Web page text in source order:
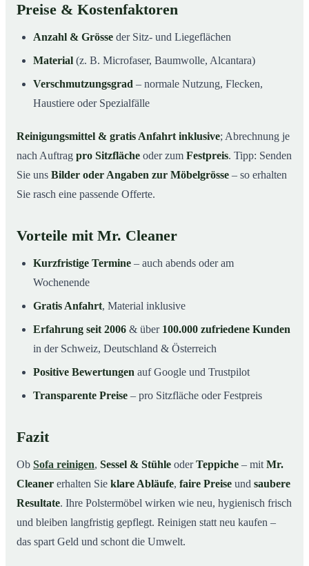
Preise & Kostenfaktoren
Anzahl & Grösse der Sitz- und Liegeflächen
Material (z. B. Microfaser, Baumwolle, Alcantara)
Verschmutzungsgrad – normale Nutzung, Flecken,
Haustiere oder Spezialfälle
Reinigungsmittel & gratis Anfahrt inklusive; Abrechnung je
nach Auftrag pro Sitzfläche oder zum Festpreis. Tipp: Senden
Sie uns Bilder oder Angaben zur Möbelgrösse – so erhalten
Sie rasch eine passende Offerte.
Vorteile mit Mr. Cleaner
Kurzfristige Termine – auch abends oder am
Wochenende
Gratis Anfahrt, Material inklusive
Erfahrung seit 2006 & über 100.000 zufriedene Kunden
in der Schweiz, Deutschland & Österreich
Positive Bewertungen auf Google und Trustpilot
Transparente Preise – pro Sitzfläche oder Festpreis
Fazit
Ob Sofa reinigen, Sessel & Stühle oderTeppiche – mit Mr.
Cleaner erhalten Sie klare Abläufe, faire Preise und saubere
Resultate. Ihre Polstermöbel wirken wie neu, hygienisch frisch
und bleiben langfristig gepflegt. Reinigen statt neu kaufen –
das spart Geld und schont die Umwelt.